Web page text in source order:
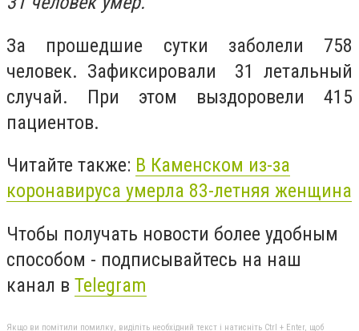
За прошедшие сутки заболели 758
человек. Зафиксировали 31 летальный
случай. При этом выздоровели 415
пациентов.
Читайте также: В Каменском из-за
коронавируса умерла 83-летняя женщина
Чтобы получать новости более удобным
способом - подписывайтесь на наш
канал в Telegram
Якщо ви помітили помилку, виділіть необхідний текст і натисніть Ctrl + Enter, щоб